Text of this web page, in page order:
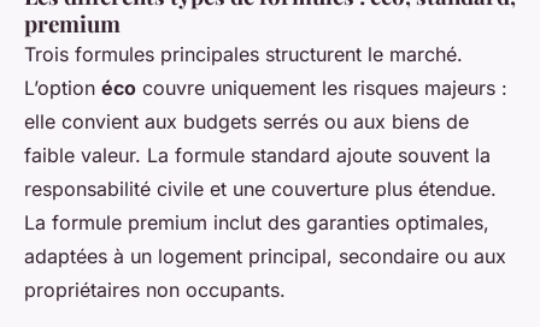
premium
Trois formules principales structurent le marché.
L’option éco couvre uniquement les risques majeurs :
elle convient aux budgets serrés ou aux biens de
faible valeur. La formule standard ajoute souvent la
responsabilité civile et une couverture plus étendue.
La formule premium inclut des garanties optimales,
adaptées à un logement principal, secondaire ou aux
propriétaires non occupants.